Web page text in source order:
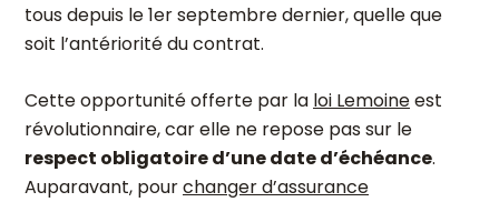
tous depuis le 1erseptembre dernier, quelle que
soit l’antériorité du contrat.
Cette opportunité offerte par la loi Lemoineest
révolutionnaire, car elle ne repose pas sur le
respect obligatoire d’une date d’échéance.
Auparavant, pourchanger d’assurance